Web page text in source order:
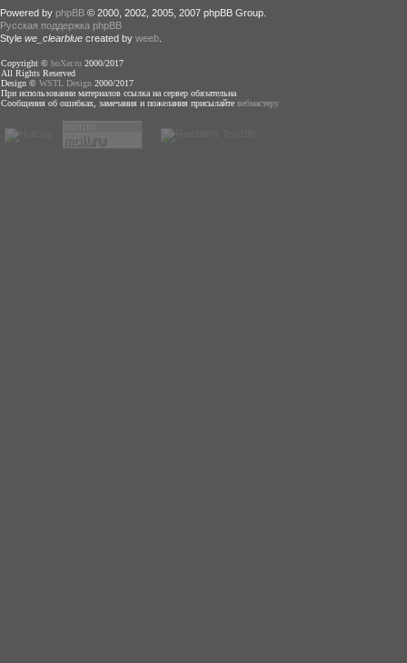
Powered by phpBB © 2000, 2002, 2005, 2007 phpBB Group.
Русская поддержка phpBB
Style we_clearblue created by weeb
Copyright © boXer.ru 2000/2017
All Rights Reserved
Design © WSTL Design 2000/2017
При использовании материалов ссылка на сервер обязательна
Сообщения об ошибках, замечания и пожелания присылайте вебмастеру